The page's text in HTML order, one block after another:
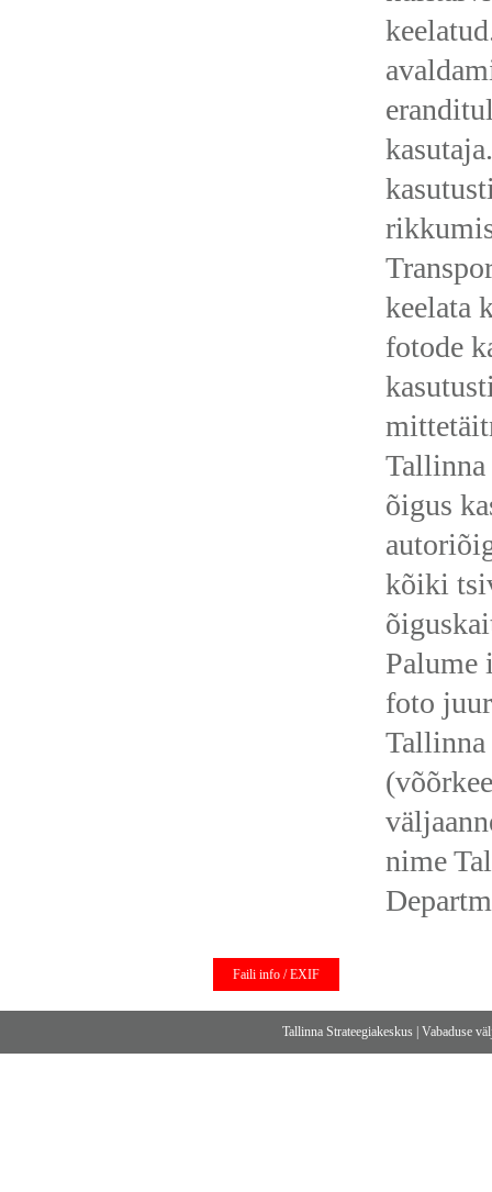
keelata
fotode
õigus
kõiki
Palume
foto
Tallinna
nime
Faili info / EXIF
Tallinna Strateegiakeskus |Vabaduse